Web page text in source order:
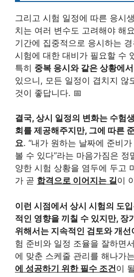
그리고 시험 일정에 따른 응시
치는 여러 변수도 고려해야 해
기간에 집중적으로 응시하는
시험에 대한 대비가 필요할 수
특히 중복 응시와 같은 상황에
있으니, 모든 일정이 겹치지 않
것이 좋답니다. 📅
결국, 상시 일정의 변화는 수험
회를 제공해주지만, 그에 따른
요. “내가 원하는 날짜에 준비
볼 수 있다”라는 마음가짐은 정
양한 시험 상황을 염두에 두고
가 곧 합격으로 이어지는 길이
이런 시점에서 상시 시험의 도
적인 영향을 끼칠 수 있지만, 장
위해서는 지속적인 검토와 개
험 준비와 일정 조율을 잘하면
에 맞춘 스케줄 관리를 해나가
에 성공하기 위한 필수 조건이